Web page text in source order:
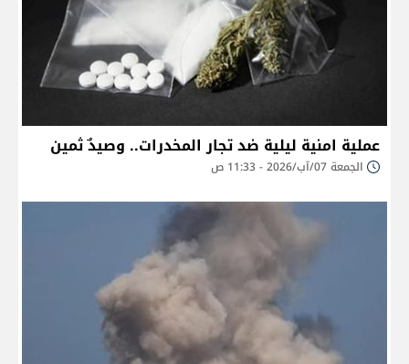
عملية امنية ليلية ضد تجار المخدرات.. وصيدٌ ثمين
الجمعة 07/آب/2026 - 11:33 ص